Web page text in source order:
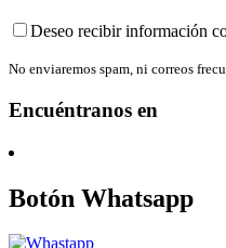
Deseo recibir información
No enviaremos spam, ni correos
Encuéntranos en
Botón Whatsapp